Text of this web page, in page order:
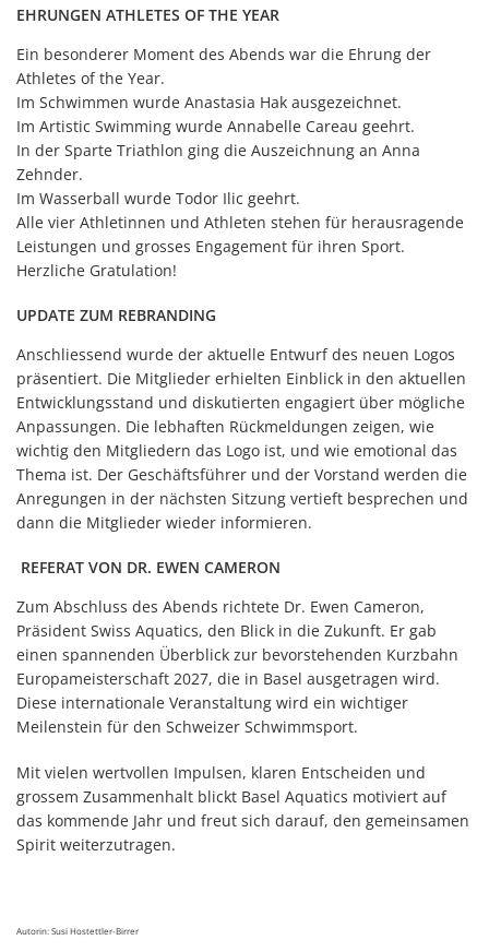
EHRUNGEN ATHLETES OF THE YEAR
Ein besonderer Moment des Abends war die Ehrung der
Athletes of the Year.
Im Schwimmen wurde Anastasia Hak ausgezeichnet.
Im Artistic Swimming wurde Annabelle Careau geehrt.
In der Sparte Triathlon ging die Auszeichnung an Anna
Zehnder.
Im Wasserball wurde Todor Ilic geehrt.
Alle vier Athletinnen und Athleten stehen für herausragende
Leistungen und grosses Engagement für ihren Sport.
Herzliche Gratulation!
UPDATE ZUM REBRANDING
Anschliessend wurde der aktuelle Entwurf des neuen Logos
präsentiert. Die Mitglieder erhielten Einblick in den aktuellen
Entwicklungsstand und diskutierten engagiert über mögliche
Anpassungen. Die lebhaften Rückmeldungen zeigen, wie
wichtig den Mitgliedern das Logo ist, und wie emotional das
Thema ist. Der Geschäftsführer und der Vorstand werden die
Anregungen in der nächsten Sitzung vertieft besprechen und
dann die Mitglieder wieder informieren.
REFERAT VON DR. EWEN CAMERON
Zum Abschluss des Abends richtete Dr. Ewen Cameron,
Präsident Swiss Aquatics, den Blick in die Zukunft. Er gab
einen spannenden Überblick zur bevorstehenden Kurzbahn
Europameisterschaft 2027, die in Basel ausgetragen wird.
Diese internationale Veranstaltung wird ein wichtiger
Meilenstein für den Schweizer Schwimmsport.
Mit vielen wertvollen Impulsen, klaren Entscheiden und
grossem Zusammenhalt blickt Basel Aquatics motiviert auf
das kommende Jahr und freut sich darauf, den gemeinsamen
Spirit weiterzutragen.
Autorin: Susi Hostettler-Birrer